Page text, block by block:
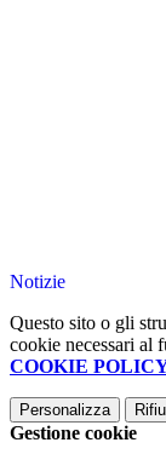
Notizie
Questo sito o gli
cookie necessari al
COOKIE
Personalizza
Gestione cookie